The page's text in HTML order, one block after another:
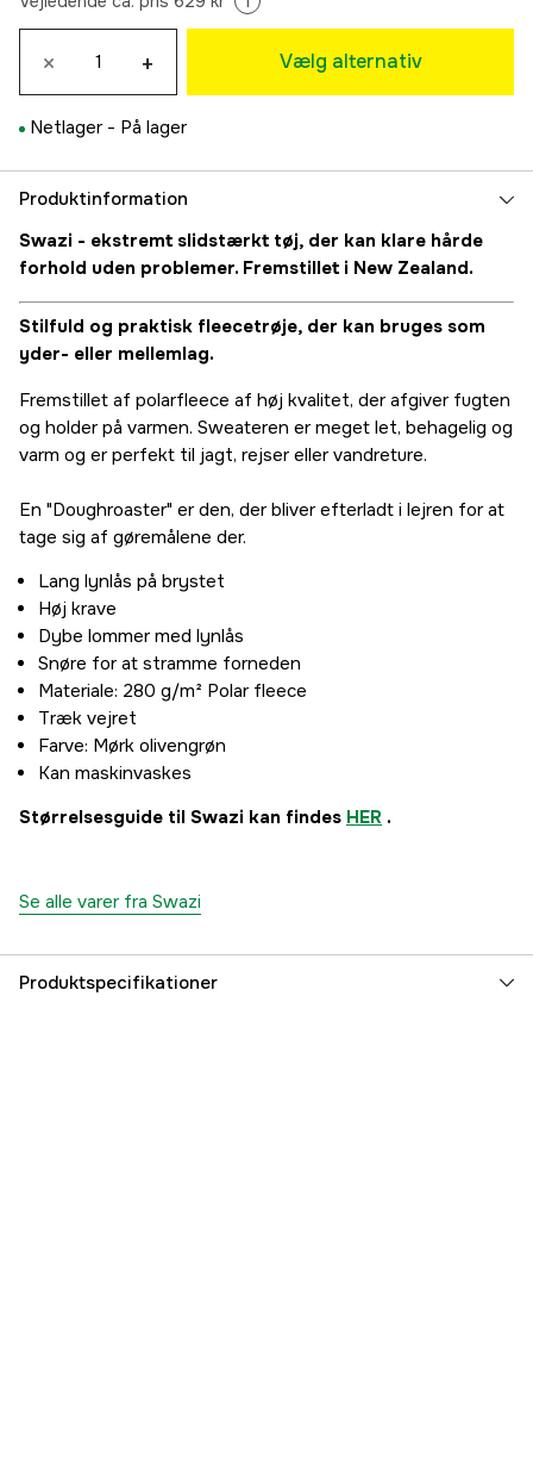
600 kr
600 kr
600 kr
× + Vælg alternativ
Netlager - På lager
Produktinformation
Swazi - ekstremt slidstærkt tøj, der kan klare hårde
forhold uden problemer. Fremstillet i New Zealand.
Stilfuld og praktisk fleecetrøje, der kan bruges som
yder- eller mellemlag.
Fremstillet af polarfleece af høj kvalitet, der afgiver fugten
og holder på varmen. Sweateren er meget let, behagelig og
varm og er perfekt til jagt, rejser eller vandreture.
En "Doughroaster" er den, der bliver efterladt i lejren for at
tage sig af gøremålene der.
Lang lynlås på brystet
Høj krave
Dybe lommer med lynlås
Snøre for at stramme forneden
Materiale: 280 g/m² Polar fleece
Træk vejret
Farve: Mørk olivengrøn
Kan maskinvaskes
Størrelsesguide til Swazi kan findes HER .
Se alle varer fra Swazi
Produktspecifikationer